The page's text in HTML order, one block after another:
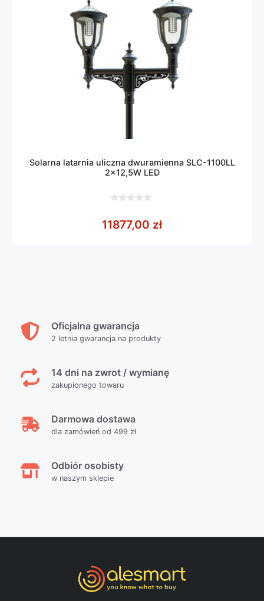
Solarna latarnia uliczna dwuramienna SLC-1100LL
2×12,5W LED
5
11877,00 zł
Oficjalna gwarancja
2 letnia gwarancja na produkty
14 dni na zwrot / wymianę
zakupionego towaru
Darmowa dostawa
dla zamówień od 499 zł
Odbiór osobisty
w naszym sklepie